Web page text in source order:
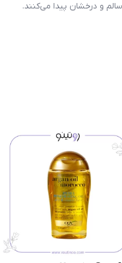
و درخشان پیدا می‌کنند.